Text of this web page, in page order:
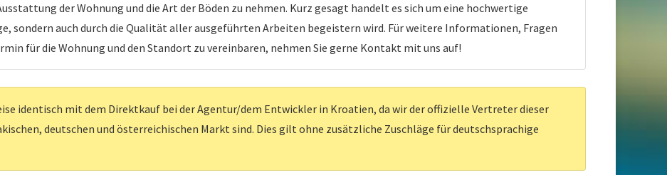
der Wohnung und die Art der Böden zu nehmen. Kurz gesagt handelt es sich um eine hochwertige
sondern auch durch die Qualität aller ausgeführten Arbeiten begeistern wird. Für weitere Informationen, Fragen
für die Wohnung und den Standort zu vereinbaren, nehmen Sie gerne Kontakt mit uns auf!
identisch mit dem Direktkauf bei der Agentur/dem Entwickler in Kroatien, da wir der offizielle Vertreter dieser
deutschen und österreichischen Markt sind. Dies gilt ohne zusätzliche Zuschläge für deutschsprachige